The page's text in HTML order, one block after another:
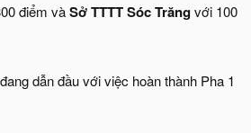
điểm vàSở TTTT Sóc Trăngvới 100
dẫn đầu với việc hoàn thành Pha 1